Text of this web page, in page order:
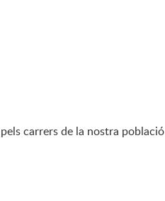
carrers de la nostra població